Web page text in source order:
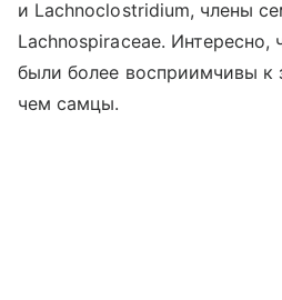
и Lachnoclostridium, члены
Lachnospiraceae.
были более восприимчивы к
чем самцы.